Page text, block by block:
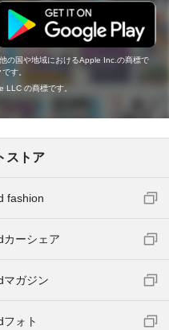
の国や地域におけるApple Inc.の商標で
す。
の商標です。
ストア
fashion
カーシェア
マガジン
フォト